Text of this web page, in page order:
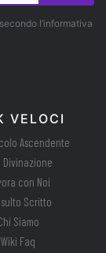
l’informativa
VELOCI
Ascendente
Divinazione
con Noi
Scritto
Siamo
Wiki Faq